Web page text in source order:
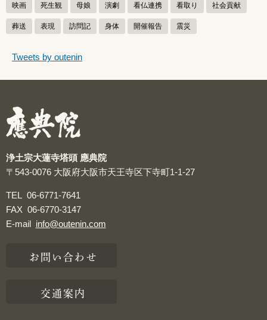
映画 死生観 母娘 演劇 看仏連携 看取り 社会貢献
葬送 表現 訪問記 身体 開催報告 震災
つぶやき
つぶやきをスキップする
Tweets by outenin
浄土宗大蓮寺塔頭 應典院
〒543-0076 大阪府大阪市天王寺区下寺町1-1-27
TEL 06-6771-7641
FAX 06-6770-3147
E-mail info@outenin.com
お問い合わせ
交通案内